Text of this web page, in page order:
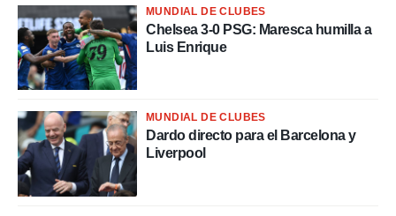
crear un
uso de
contenido
medir el
de la
el
MUNDIAL DE CLUBES
Chelsea 3-0 PSG: Maresca humilla a
Luis Enrique
MUNDIAL DE CLUBES
Dardo directo para el Barcelona y
Liverpool